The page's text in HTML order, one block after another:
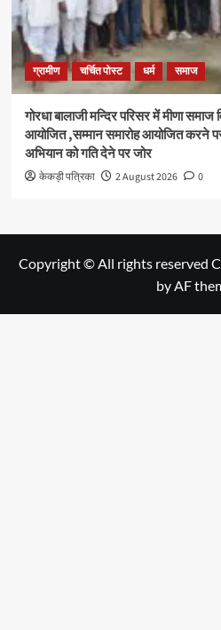
ग्रामीण चर्चित पोस्ट धर्म समाज
गोरधा बालाजी मन्दिर परिसर में मीणा
आयोजित ,सम्मान समारोह आयोजित करने
अभियान को गति देने पर जोर
केकड़ी पत्रिका 2 August 2026 0
Copyright © All rights reserved
by AF